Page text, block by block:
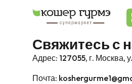
Свяжитесь с
Адрес: 127055, г. Москва,
Почта: